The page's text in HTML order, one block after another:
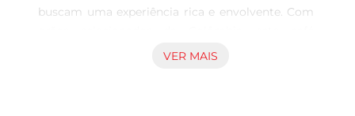
buscam uma experiência rica e envolvente. Com
proporciona um sabor encorpado e um aroma
VER MAIS